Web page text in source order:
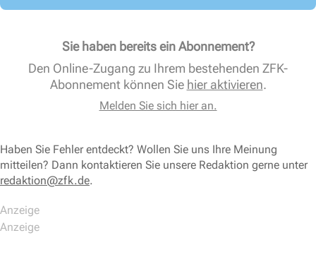
Sie haben bereits ein Abonnement?
Den Online-Zugang zu Ihrem bestehenden ZFK-
Abonnement können Sie hier aktivieren.
Melden Sie sich hier an.
Haben Sie Fehler entdeckt? Wollen Sie uns Ihre Meinung
mitteilen? Dann kontaktieren Sie unsere Redaktion gerne unter
redaktion@zfk.de.